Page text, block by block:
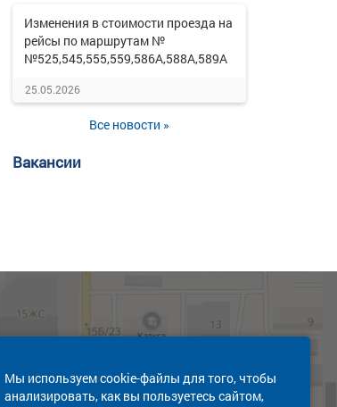
Изменения в стоимости проезда на
рейсы по маршрутам №
№525,545,555,559,586А,588А,589А
25.05.2026
Все новости »
Вакансии
Мы используем cookie-файлы для того, чтобы
анализировать, как вы пользуетесь сайтом,